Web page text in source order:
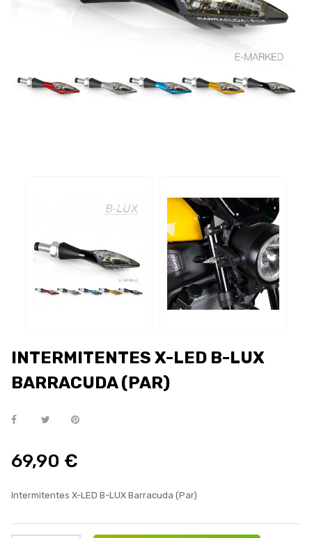
INTERMITENTES X-LED B-LUX
BARRACUDA (PAR)
69,90 €
Intermitentes X-LED B-LUX Barracuda (Par)